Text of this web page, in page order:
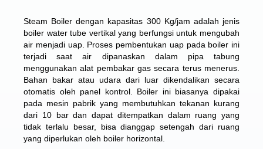
Steam Boiler dengan kapasitas 300 Kg/jam adalah jenis
boiler water tube vertikal yang berfungsi untuk mengubah
air menjadi uap. Proses pembentukan uap pada boiler ini
terjadi saat air dipanaskan dalam pipa tabung
menggunakan alat pembakar gas secara terus menerus.
Bahan bakar atau udara dari luar dikendalikan secara
otomatis oleh panel kontrol. Boiler ini biasanya dipakai
pada mesin pabrik yang membutuhkan tekanan kurang
dari 10 bar dan dapat ditempatkan dalam ruang yang
tidak terlalu besar, bisa dianggap setengah dari ruang
yang diperlukan oleh boiler horizontal.